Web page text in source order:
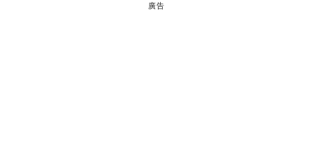
廣告